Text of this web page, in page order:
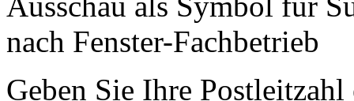
Geben Sie Ihre